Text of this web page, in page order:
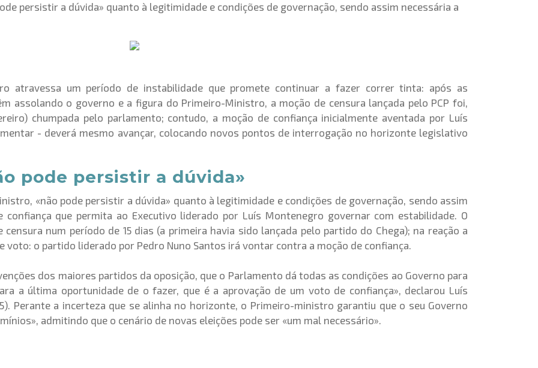
persistir a dúvida» quanto à legitimidade e condições de governação, sendo assim necessária a
atravessa um período de instabilidade que promete continuar a fazer correr tinta: após as
assolando o governo e a figura do Primeiro-Ministro, a moção de censura lançada pelo PCP foi,
chumpada pelo parlamento; contudo, a moção de confiança inicialmente aventada por Luís
- deverá mesmo avançar, colocando novos pontos de interrogação no horizonte legislativo
pode persistir a dúvida»
«não pode persistir a dúvida» quanto à legitimidade e condições de governação, sendo assim
confiança que permita ao Executivo liderado por Luís Montenegro governar com estabilidade. O
num período de 15 dias (a primeira havia sido lançada pelo partido do Chega); na reação a
voto: o partido liderado por Pedro Nuno Santos irá vontar contra a moção de confiança.
dos maiores partidos da oposição, que o Parlamento dá todas as condições ao Governo para
a última oportunidade de o fazer, que é a aprovação de um voto de confiança», declarou Luís
Perante a incerteza que se alinha no horizonte, o Primeiro-ministro garantiu que o seu Governo
admitindo que o cenário de novas eleições pode ser «um mal necessário».